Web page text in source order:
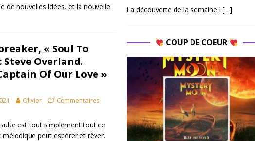
de nouvelles idées, et la nouvelle
« Soul To
Steve Overland.
Of Our Love »
Olivier
Commentaires
est tout simplement tout ce
mélodique peut espérer et rêver.
La découverte de la semaine ! […]
COUP DE COEUR